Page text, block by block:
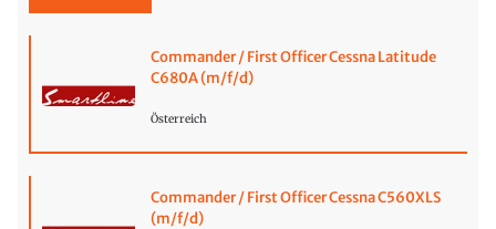
Commander / First Officer Cessna Latitude
C680A (m/f/d)
Österreich
Commander / First Officer Cessna C560XLS
(m/f/d)